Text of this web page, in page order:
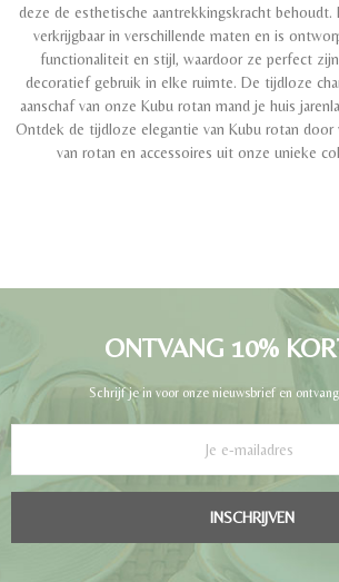
deze de esthetische aantrekkingskracht behoudt.
verkrijgbaar in verschillende maten en is
functionaliteit en stijl, waardoor ze perfect
decoratief gebruik in elke ruimte. De tijdloze
aanschaf van onze Kubu rotan mand je huis
Ontdek de tijdloze elegantie van Kubu rotan door
van rotan en accessoires uit onze unieke
ONTVANG 10%
Schrijf je in voor onze nieuwsbrief en
INSCHRIJVEN